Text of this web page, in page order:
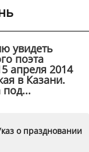
увидеть
поэта
апреля 2014
в Казани.
под...
о праздновании